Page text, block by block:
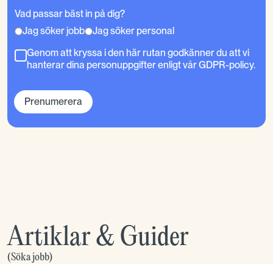
Vad passar bäst in på dig?
Jag söker jobb
Jag söker personal
Genom att kryssa i den här rutan godkänner du att vi
hanterar dina personuppgifter enligt vår GDPR-policy.
Prenumerera
Artiklar & Guider
(Söka jobb)